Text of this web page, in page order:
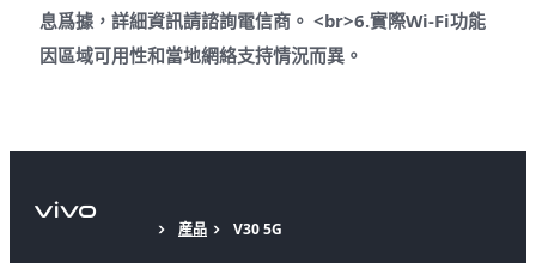
息爲據，詳細資訊請諮詢電信商。 <br>6.實際Wi-Fi功能
因區域可用性和當地網絡支持情況而異。
産品 V30 5G